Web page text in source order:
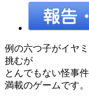
例の六つ子がイヤ
挑むが
とんでもない怪事
満載のゲームです。